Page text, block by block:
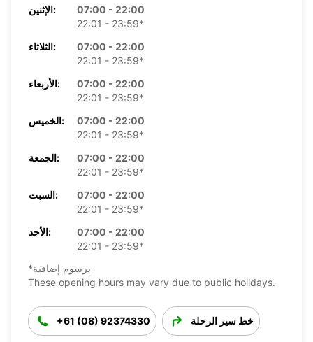
الإثنين:
07:00 - 22:00
22:01 - 23:59*
الثلاثاء:
07:00 - 22:00
22:01 - 23:59*
الأربعاء:
07:00 - 22:00
22:01 - 23:59*
الخميس:
07:00 - 22:00
22:01 - 23:59*
الجمعة:
07:00 - 22:00
22:01 - 23:59*
السبت:
07:00 - 22:00
22:01 - 23:59*
الأحد:
07:00 - 22:00
22:01 - 23:59*
*برسوم إضافية
These opening hours may vary due to public holidays.
+61 (08) 92374330 خط سير الرحلة